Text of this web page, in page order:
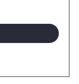
S.L.Todos los